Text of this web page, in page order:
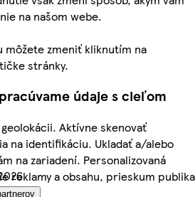
na našom webe.
môžete zmeniť kliknutím na
stránky.
údaje s cieľom
Aktívne skenovať
na identifikáciu. Ukladať a/alebo
na zariadení. Personalizovaná
reklamy a obsahu, prieskum publika